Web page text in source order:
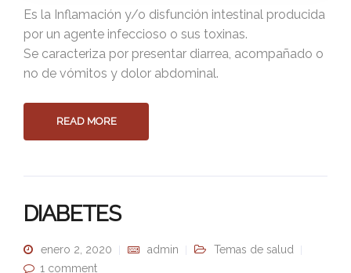
Es la Inflamación y/o disfunción intestinal producida
por un agente infeccioso o sus toxinas.
Se caracteriza por presentar diarrea, acompañado o
no de vómitos y dolor abdominal.
READ MORE
DIABETES
enero 2, 2020 admin
Temas de salud
1 comment